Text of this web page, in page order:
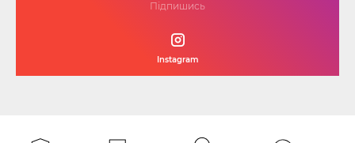
Підпишись
Instagram